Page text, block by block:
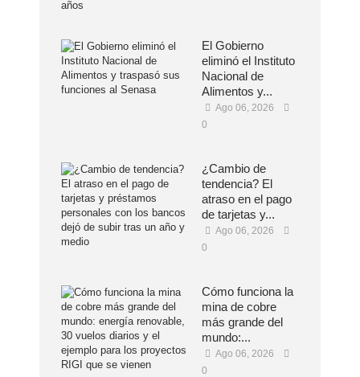
El Gobierno
eliminó el Instituto
Nacional de
Alimentos y...
Ago 06, 2026
0
¿Cambio de
tendencia? El
atraso en el pago
de tarjetas y...
Ago 06, 2026
0
Cómo funciona la
mina de cobre
más grande del
mundo:...
Ago 06, 2026
0